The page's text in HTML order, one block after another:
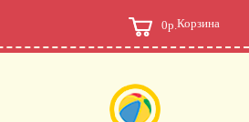
Корзина
0р.